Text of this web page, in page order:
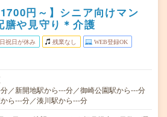
円～】シニア向けマン
膳や見守り＊介護
祝日が休み 残業なし WEB登録OK
／新開地駅から---分／御崎公園駅から---分
ら---分／湊川駅から---分